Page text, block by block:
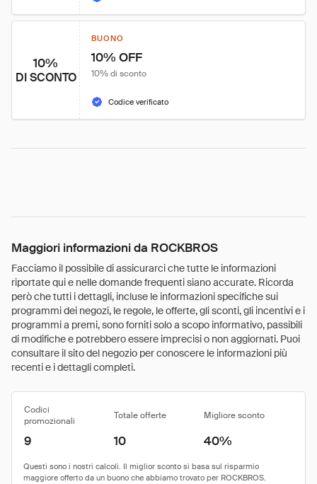
10%
DI SCONTO
BUONO
10% OFF
10% di sconto
Codice verificato
Maggiori informazioni da ROCKBROS
Facciamo il possibile di assicurarci che tutte le informazioni
riportate qui e nelle domande frequenti siano accurate. Ricorda
però che tutti i dettagli, incluse le informazioni specifiche sui
programmi dei negozi, le regole, le offerte, gli sconti, gli incentivi e i
programmi a premi, sono forniti solo a scopo informativo, passibili
di modifiche e potrebbero essere imprecisi o non aggiornati. Puoi
consultare il sito del negozio per conoscere le informazioni più
recenti e i dettagli completi.
Codici
promozionali
Totale offerte Migliore sconto
9 10 40%